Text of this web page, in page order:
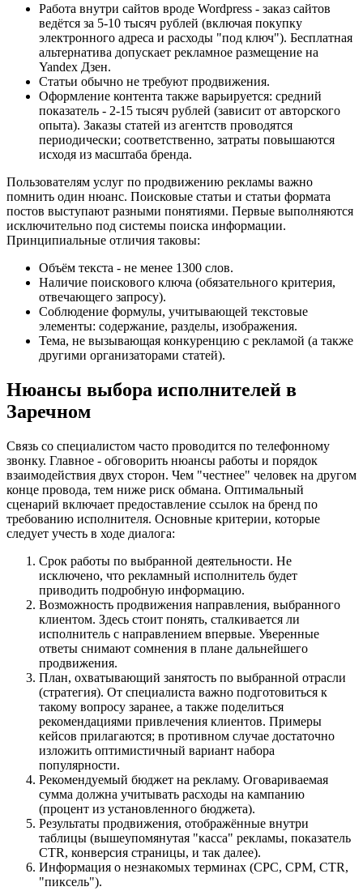
Работа внутри сайтов вроде Wordpress - заказ сайтов
ведётся за 5-10 тысяч рублей (включая покупку
электронного адреса и расходы "под ключ"). Бесплатная
альтернатива допускает рекламное размещение на
Yandex Дзен.
Статьи обычно не требуют продвижения.
Оформление контента также варьируется: средний
показатель - 2-15 тысяч рублей (зависит от авторского
опыта). Заказы статей из агентств проводятся
периодически; соответственно, затраты повышаются
исходя из масштаба бренда.
Пользователям услуг по продвижению рекламы важно
помнить один нюанс. Поисковые статьи и статьи формата
постов выступают разными понятиями. Первые выполняются
исключительно под системы поиска информации.
Принципиальные отличия таковы:
Объём текста - не менее 1300 слов.
Наличие поискового ключа (обязательного критерия,
отвечающего запросу).
Соблюдение формулы, учитывающей текстовые
элементы: содержание, разделы, изображения.
Тема, не вызывающая конкуренцию с рекламой (а также
другими организаторами статей).
Нюансы выбора исполнителей в
Заречном
Связь со специалистом часто проводится по телефонному
звонку. Главное - обговорить нюансы работы и порядок
взаимодействия двух сторон. Чем "честнее" человек на другом
конце провода, тем ниже риск обмана. Оптимальный
сценарий включает предоставление ссылок на бренд по
требованию исполнителя. Основные критерии, которые
следует учесть в ходе диалога:
Срок работы по выбранной деятельности. Не
исключено, что рекламный исполнитель будет
приводить подробную информацию.
Возможность продвижения направления, выбранного
клиентом. Здесь стоит понять, сталкивается ли
исполнитель с направлением впервые. Уверенные
ответы снимают сомнения в плане дальнейшего
продвижения.
План, охватывающий занятость по выбранной отрасли
(стратегия). От специалиста важно подготовиться к
такому вопросу заранее, а также поделиться
рекомендациями привлечения клиентов. Примеры
кейсов прилагаются; в противном случае достаточно
изложить оптимистичный вариант набора
популярности.
Рекомендуемый бюджет на рекламу. Оговариваемая
сумма должна учитывать расходы на кампанию
(процент из установленного бюджета).
Результаты продвижения, отображённые внутри
таблицы (вышеупомянутая "касса" рекламы, показатель
CTR, конверсия страницы, и так далее).
Информация о незнакомых терминах (CPC, CPM, CTR,
"пиксель").